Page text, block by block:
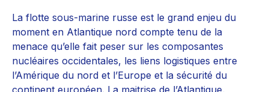
La flotte sous-marine russe est le grand enjeu du
moment en Atlantique nord compte tenu de la
menace qu’elle fait peser sur les composantes
nucléaires occidentales, les liens logistiques entre
l’Amérique du nord et l’Europe et la sécurité du
continent européen. La maitrise de l’Atlantique,